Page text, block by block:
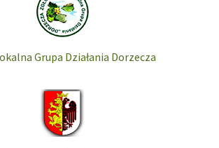
Grupa Działania Dorzecza